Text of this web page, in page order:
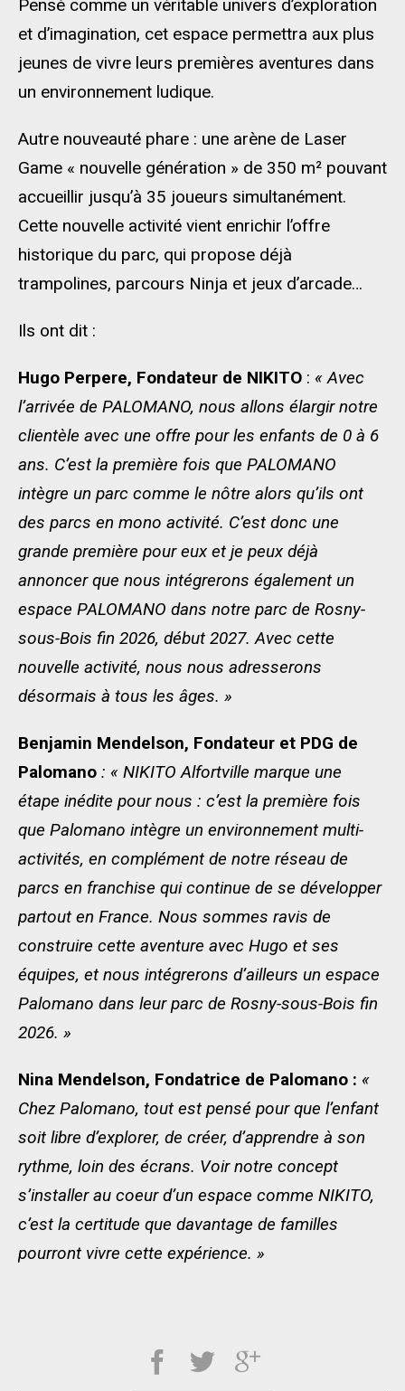
Pensé comme un véritable univers d’exploration
et d’imagination, cet espace permettra aux plus
jeunes de vivre leurs premières aventures dans
un environnement ludique.
Autre nouveauté phare : une arène de Laser
Game « nouvelle génération » de 350 m² pouvant
accueillir jusqu’à 35 joueurs simultanément.
Cette nouvelle activité vient enrichir l’offre
historique du parc, qui propose déjà
trampolines, parcours Ninja et jeux d’arcade…
Ils ont dit :
Hugo Perpere, Fondateur de NIKITO : « Avec
l’arrivée de PALOMANO, nous allons élargir notre
clientèle avec une offre pour les enfants de 0 à 6
ans. C’est la première fois que PALOMANO
intègre un parc comme le nôtre alors qu’ils ont
des parcs en mono activité. C’est donc une
grande première pour eux et je peux déjà
annoncer que nous intégrerons également un
espace PALOMANO dans notre parc de Rosny-
sous-Bois fin 2026, début 2027. Avec cette
nouvelle activité, nous nous adresserons
désormais à tous les âges. »
Benjamin Mendelson, Fondateur et PDG de
Palomano : « NIKITO Alfortville marque une
étape inédite pour nous : c’est la première fois
que Palomano intègre un environnement multi-
activités, en complément de notre réseau de
parcs en franchise qui continue de se développer
partout en France. Nous sommes ravis de
construire cette aventure avec Hugo et ses
équipes, et nous intégrerons d’ailleurs un espace
Palomano dans leur parc de Rosny-sous-Bois fin
2026. »
Nina Mendelson, Fondatrice de Palomano : «
Chez Palomano, tout est pensé pour que l’enfant
soit libre d’explorer, de créer, d’apprendre à son
rythme, loin des écrans. Voir notre concept
s’installer au coeur d’un espace comme NIKITO,
c’est la certitude que davantage de familles
pourront vivre cette expérience. »